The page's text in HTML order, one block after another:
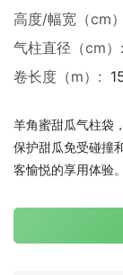
高度/幅宽（cm
气柱直径（cm）:
卷长度（m）:
羊角蜜甜瓜气柱袋
保护甜瓜免受碰撞
客愉悦的享用体验。